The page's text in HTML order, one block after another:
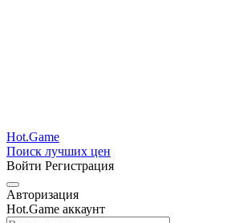
Hot.Game
Поиск лучших цен
Войти Регистрация
Авторизация
Hot.Game аккаунт